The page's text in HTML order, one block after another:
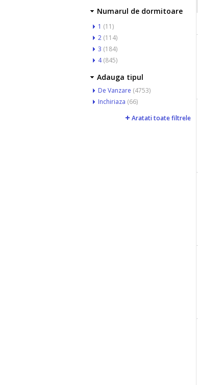
Numarul de dormitoare
1 (11)
2 (114)
3 (184)
4(845)
Adauga tipul
De Vanzare (4753)
Inchiriaza (66)
Aratati toate filtrele